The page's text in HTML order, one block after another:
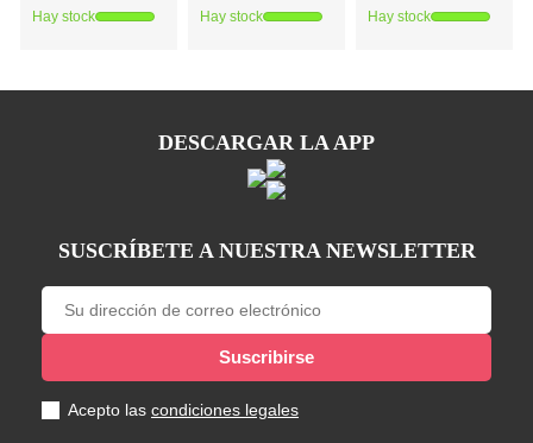
Hay stock Hay stock Hay stock
DESCARGAR LA APP
SUSCRÍBETE A NUESTRA NEWSLETTER
Acepto las condiciones legales